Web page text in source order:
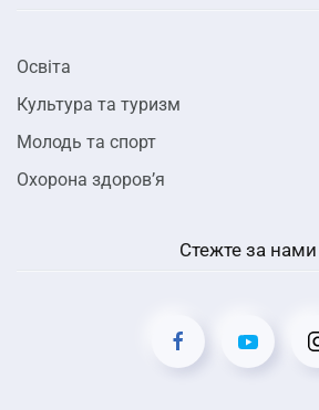
Освіта
Культура та туризм
Молодь та спорт
Охорона здоров’я
Стежте за нами